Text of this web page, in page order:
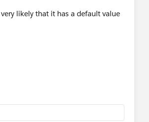
likely that it has a default value